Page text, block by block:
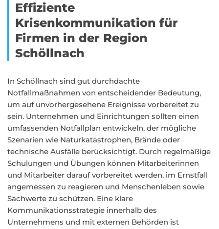
Effiziente
Krisenkommunikation für
Firmen in der Region
Schöllnach
In Schöllnach sind gut durchdachte
Notfallmaßnahmen von entscheidender Bedeutung,
um auf unvorhergesehene Ereignisse vorbereitet zu
sein. Unternehmen und Einrichtungen sollten einen
umfassenden Notfallplan entwickeln, der mögliche
Szenarien wie Naturkatastrophen, Brände oder
technische Ausfälle berücksichtigt. Durch regelmäßige
Schulungen und Übungen können Mitarbeiterinnen
und Mitarbeiter darauf vorbereitet werden, im Ernstfall
angemessen zu reagieren und Menschenleben sowie
Sachwerte zu schützen. Eine klare
Kommunikationsstrategie innerhalb des
Unternehmens und mit externen Behörden ist